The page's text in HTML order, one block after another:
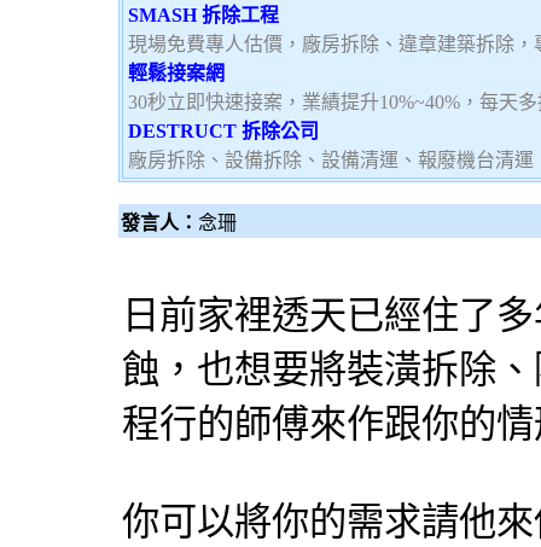
SMASH 拆除工程
現場免費專人估價，廠房拆除、違章建築拆除
輕鬆接案網
30秒立即快速接案，業績提升10%~40%，每天
DESTRUCT 拆除公司
廠房拆除、設備拆除、設備清運、報廢機台清
發言人： 念珊
日前家裡透天已經住了
蝕，也想要將裝潢拆除
程行的師傅來作跟你的
你可以將你的需求請他